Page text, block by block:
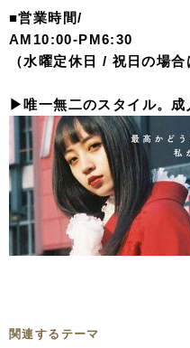
■営業時間/
AM10:00-PM6:30
（水曜定休日 / 祝日の場合
▶︎唯一無二のスタイル。
関連するテーマ